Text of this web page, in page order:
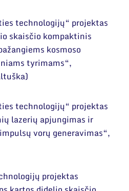
technologijų“ projektas
skaisčio kompaktinis
kosmoso
tyrimams“,
technologijų“ projektas
lazerių apjungimas ir
vorų generavimas“,
projektas